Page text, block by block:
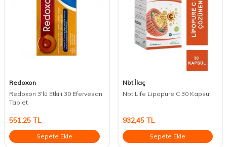
Redoxon
Redoxon 3'lü Etkili 30 Efervesan
Tablet
551,25 TL
Sepete Ekle
Nbt İlaç
Nbt Life Lipopure C 30 Kapsül
932,45TL
Sepete Ekle